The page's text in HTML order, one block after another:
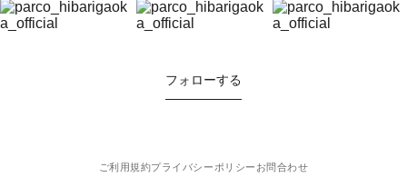
フォローする
ご利用規約プライバシーポリシー お問合わせ